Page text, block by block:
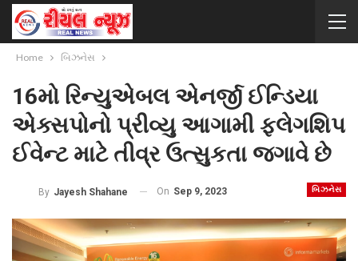
Home બિઝનેસ
16મો રિન્યુએબલ એનર્જી ઈન્ડિયા
એક્સપોનો પ્રીવ્યુ આગામી ફ્લેગશિપ
ઈવેન્ટ માટે તીવ્ર ઉત્સુકતા જગાવે છે
બિઝનેસ
By Jayesh Shahane On Sep 9, 2023